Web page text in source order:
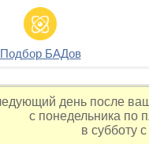
Подбор БАДов
день после
с понедельника по
в субботу